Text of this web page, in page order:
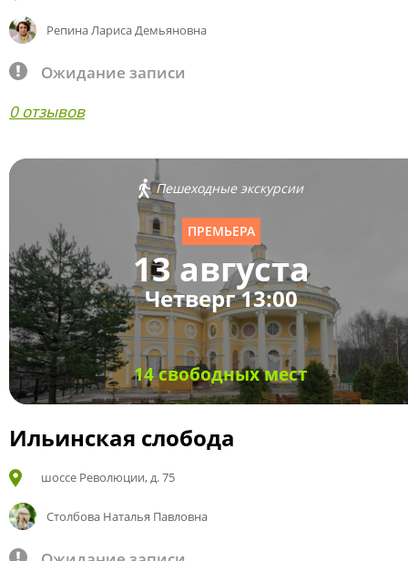
Репина Лариса Демьяновна
Ожидание записи
0 отзывов
Пешеходные экскурсии
ПРЕМЬЕРА
13 августа
Четверг 13:00
14 свободных мест
Ильинская слобода
шоссе Революции, д. 75
Столбова Наталья Павловна